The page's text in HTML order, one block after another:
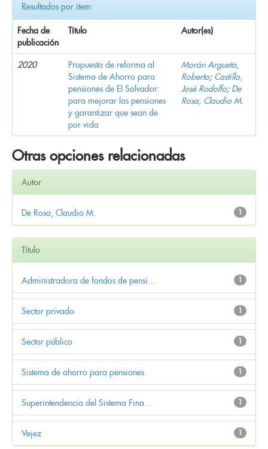
Resultados por ítem:
Fecha de
publicación
Título Autor(es)
2020
Propuesta de reforma al
Sistema de Ahorro para
pensiones de El Salvador:
para mejorar las pensiones
y garantizar que sean de
por vida
Morán Argueta,
Roberto; Castillo,
José Rodolfo; De
Rosa, Claudio M.
Otras opciones relacionadas
Autor
1
De Rosa, Claudio M.
Título
1
Administradora de fondos de pensi...
1
Sector privado
1
Sector público
1
Sistema de ahorro para pensiones
1
Superintendencia del Sistema Fina...
1
Vejez